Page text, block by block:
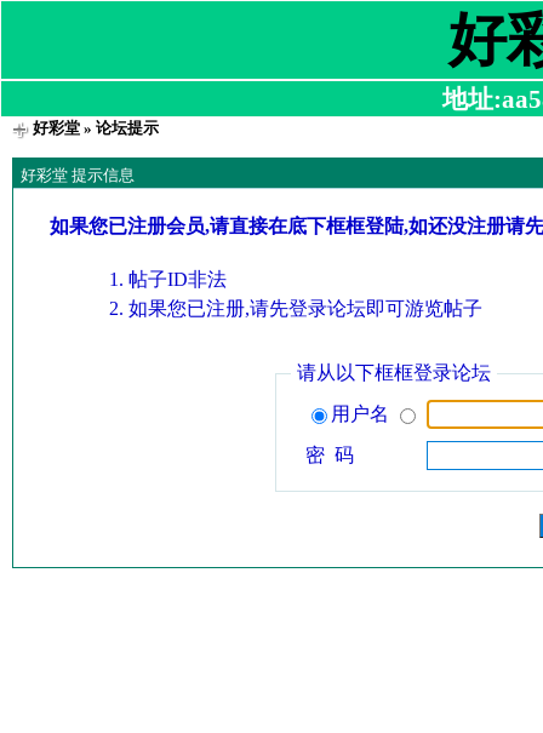
好
地址
好彩堂» 论坛提示
好彩堂 提示信息
如果您已注册会员,请直接在底下框框登陆,如还没注册请
帖子ID非法
如果您已注册,请先登录论坛即可游览帖子
请从以下框框登录论坛
用户名
密 码